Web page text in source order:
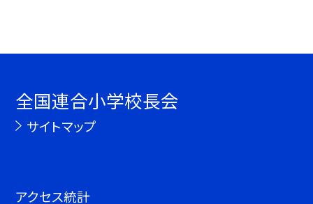
全国連合小学校長会
サイトマップ
アクセス統計